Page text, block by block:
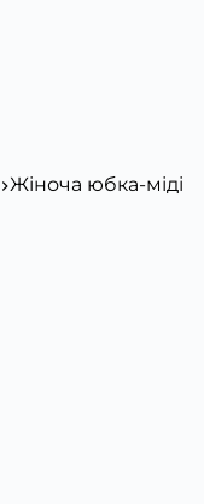
Жіноча юбка-міді